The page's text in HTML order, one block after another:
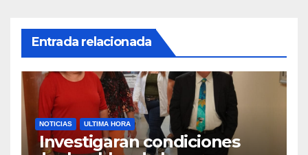
Entrada relacionada
NOTICIAS ULTIMA HORA
Investigaran condiciones